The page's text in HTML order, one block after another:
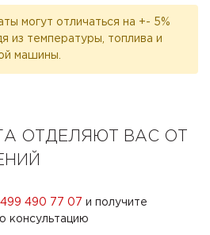
могут отличаться на +- 5%
из температуры, топлива и
машины.
ОТДЕЛЯЮТ ВАС ОТ
490 77 07 и получите
консультацию